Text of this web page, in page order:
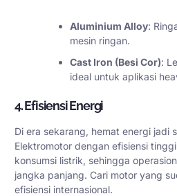
Aluminium Alloy:
mesin ringan.
Cast Iron (Besi Cor):
ideal untuk aplikasi
4. Efisiensi Energi
Di era sekarang, hemat energi jadi
Elektromotor dengan efisiensi
konsumsi listrik, sehingga
jangka panjang. Cari motor yang
efisiensi internasional.